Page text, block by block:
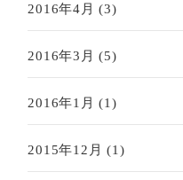
2016年4月 (3)
2016年3月 (5)
2016年1月 (1)
2015年12月 (1)